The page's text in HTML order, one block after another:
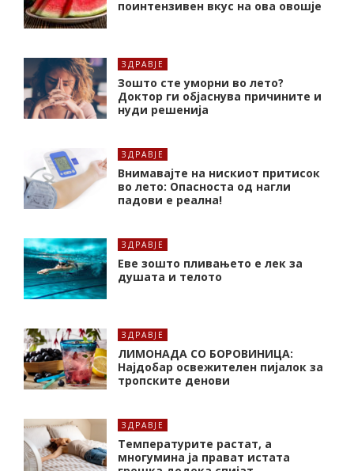
поинтензивен вкус на ова овошје
ЗДРАВЈЕ
Зошто сте уморни во лето?
Доктор ги објаснува причините и
нуди решенија
ЗДРАВЈЕ
Внимавајте на нискиот притисок
во лето: Опасноста од нагли
падови е реална!
ЗДРАВЈЕ
Еве зошто пливањето е лек за
душата и телото
ЗДРАВЈЕ
ЛИМОНАДА СО БОРОВИНИЦА:
Најдобар освежителен пијалок за
тропските денови
ЗДРАВЈЕ
Температурите растат, а
многумина ја прават истата